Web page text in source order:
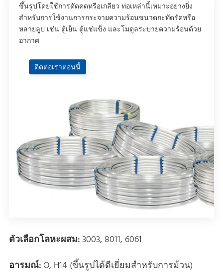
ขึ้นรูปโดยใช้การดัดคดหรือเกลียว ท่อเหล่านี้เหมาะอย่างยิ่ง
สําหรับการใช้งานการกระจายความร้อนขนาดกะทัดรัดหรือ
หลายลูป เช่น ตู้เย็น ตู้แช่แข็ง และโมดูลระบายความร้อนด้วย
อากาศ
ติดต่อเราตอนนี้
ตัวเลือกโลหะผสม:3003, 8011, 6061
อารมณ์:O, H14 (ขึ้นรูปได้ดีเยี่ยมสําหรับการม้วน)